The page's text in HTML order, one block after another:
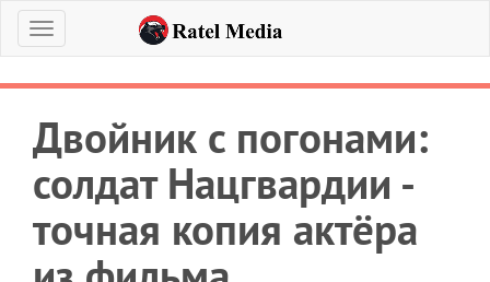
Меню
Двойник с погонами:
солдат Нацгвардии -
точная копия актёра